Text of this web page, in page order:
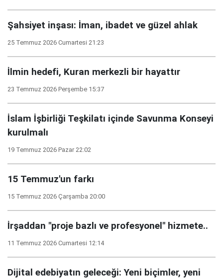
Şahsiyet inşası: İman, ibadet ve güzel ahlak
25 Temmuz 2026 Cumartesi 21:23
İlmin hedefi, Kuran merkezli bir hayattır
23 Temmuz 2026 Perşembe 15:37
İslam İşbirliği Teşkilatı içinde Savunma Konseyi
kurulmalı
19 Temmuz 2026 Pazar 22:02
15 Temmuz'un farkı
15 Temmuz 2026 Çarşamba 20:00
İrşaddan "proje bazlı ve profesyonel" hizmete..
11 Temmuz 2026 Cumartesi 12:14
Dijital edebiyatın geleceği: Yeni biçimler, yeni